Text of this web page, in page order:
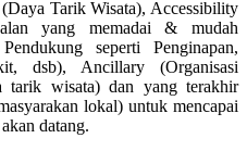
Tarik Wisata), Accessibility
yang memadai & mudah
seperti Penginapan,
dsb), Ancillary (Organisasi
tarik wisata) dan yang terakhir
lokal) untuk mencapai
datang.